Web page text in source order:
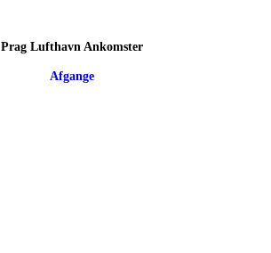
Prag Lufthavn Ankomster
Afgange